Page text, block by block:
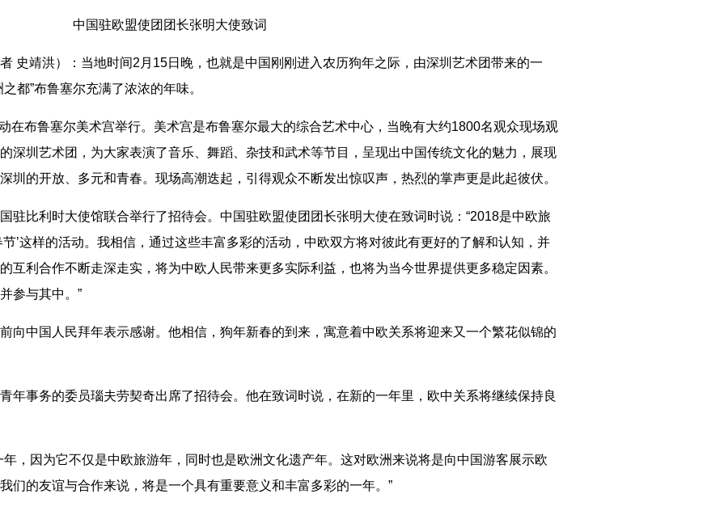
中国驻欧盟使团团长张明大使致词
靖洪）：当地时间2月15日晚，也就是中国刚刚进入农历狗年之际，由深圳艺术团带来的一
都”布鲁塞尔充满了浓浓的年味。
布鲁塞尔美术宫举行。美术宫是布鲁塞尔最大的综合艺术中心，当晚有大约1800名观众现场观
深圳艺术团，为大家表演了音乐、舞蹈、杂技和武术等节目，呈现出中国传统文化的魅力，展现
圳的开放、多元和青春。现场高潮迭起，引得观众不断发出惊叹声，热烈的掌声更是此起彼伏。
比利时大使馆联合举行了招待会。中国驻欧盟使团团长张明大使在致词时说：“2018是中欧旅
’这样的活动。我相信，通过这些丰富多彩的活动，中欧双方将对彼此有更好的了解和认知，并
互利合作不断走深走实，将为中欧人民带来更多实际利益，也将为当今世界提供更多稳定因素。
参与其中。”
中国人民拜年表示感谢。他相信，狗年新春的到来，寓意着中欧关系将迎来又一个繁花似锦的
事务的委员瑙夫劳契奇出席了招待会。他在致词时说，在新的一年里，欧中关系将继续保持良
因为它不仅是中欧旅游年，同时也是欧洲文化遗产年。这对欧洲来说将是向中国游客展示欧
们的友谊与合作来说，将是一个具有重要意义和丰富多彩的一年。”